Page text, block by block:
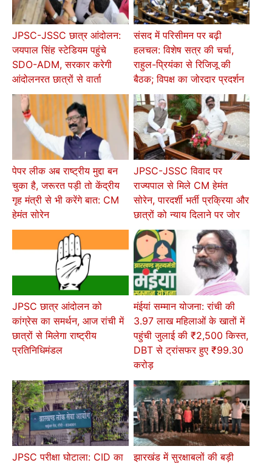
JPSC-JSSC छात्र आंदोलन:
जयपाल सिंह स्टेडियम पहुंचे
SDO-ADM, सरकार करेगी
आंदोलनरत छात्रों से वार्ता
संसद में परिसीमन पर बढ़ी
हलचल: विशेष सत्र की चर्चा,
राहुल-प्रियंका से रिजिजू की
बैठक; विपक्ष का जोरदार प्रदर्शन
पेपर लीक अब राष्ट्रीय मुद्दा बन
चुका है, जरूरत पड़ी तो केंद्रीय
गृह मंत्री से भी करेंगे बात: CM
हेमंत सोरेन
JPSC-JSSC विवाद पर
राज्यपाल से मिले CM हेमंत
सोरेन, पारदर्शी भर्ती प्रक्रिया और
छात्रों को न्याय दिलाने पर जोर
JPSC छात्र आंदोलन को
कांग्रेस का समर्थन, आज रांची में
छात्रों से मिलेगा राष्ट्रीय
प्रतिनिधिमंडल
मंईयां सम्मान योजना: रांची की
3.97 लाख महिलाओं के खातों में
पहुंची जुलाई की ₹2,500 किस्त,
DBT से ट्रांसफर हुए ₹99.30
करोड़
JPSC परीक्षा घोटाला: CID का
झारखंड में सुरक्षाबलों की बड़ी